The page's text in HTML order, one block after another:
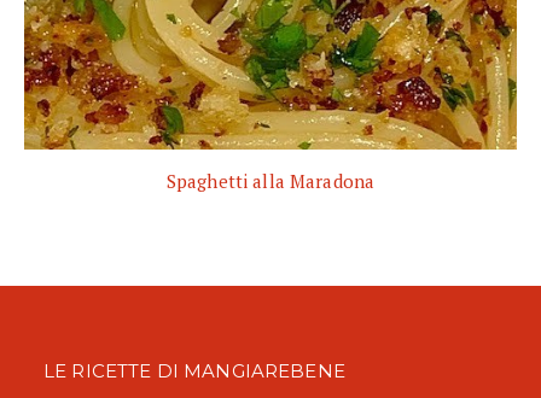
Spaghetti alla Maradona
LE RICETTE DI MANGIAREBENE